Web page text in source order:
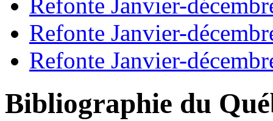
Refonte Janvier-
Refonte Janvier-
Bibliographie du